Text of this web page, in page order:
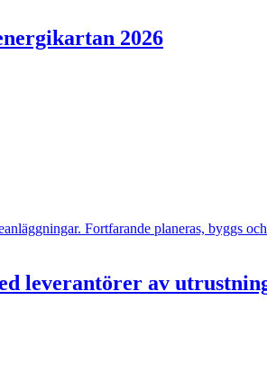
2026
Fortfarande planeras, byggs
leverantörer av